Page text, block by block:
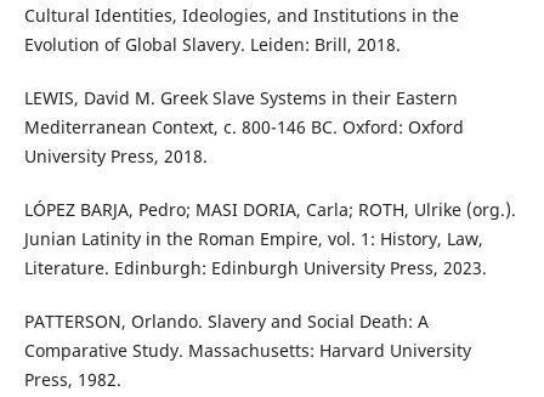
Cultural Identities, Ideologies, and Institutions in the
Evolution of Global Slavery. Leiden: Brill, 2018.
LEWIS, David M. Greek Slave Systems in their Eastern
Mediterranean Context, c. 800-146 BC. Oxford: Oxford
University Press, 2018.
LÓPEZ BARJA, Pedro; MASI DORIA, Carla; ROTH, Ulrike (org.).
Junian Latinity in the Roman Empire, vol. 1: History, Law,
Literature. Edinburgh: Edinburgh University Press, 2023.
PATTERSON, Orlando. Slavery and Social Death: A
Comparative Study. Massachusetts: Harvard University
Press, 1982.